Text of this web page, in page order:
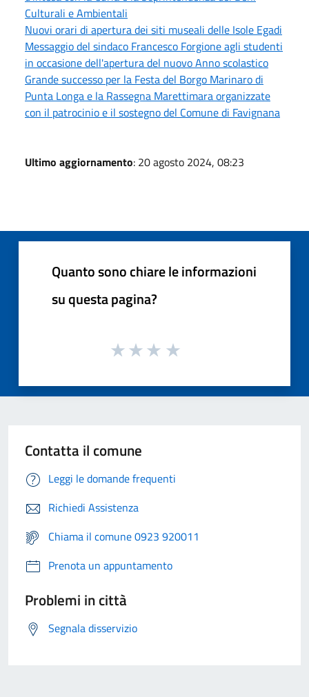
Culturali e Ambientali
Nuovi orari di apertura dei siti museali delle Isole Egadi
Messaggio del sindaco Francesco Forgione agli studenti
in occasione dell'apertura del nuovo Anno scolastico
Grande successo per la Festa del Borgo Marinaro di
Punta Longa e la Rassegna Marettimara organizzate
con il patrocinio e il sostegno del Comune di Favignana
Ultimo aggiornamento: 20 agosto 2024, 08:23
Quanto sono chiare le informazioni
su questa pagina?
Contatta il comune
Leggi le domande frequenti
Richiedi Assistenza
Chiama il comune 0923 920011
Prenota un appuntamento
Problemi in città
Segnala disservizio